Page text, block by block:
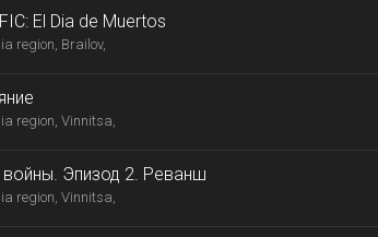
El Dia de Muertos
region, Brailov,
region, Vinnitsa,
Эпизод 2. Реванш
region, Vinnitsa,